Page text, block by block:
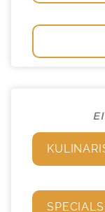
SPECIALS